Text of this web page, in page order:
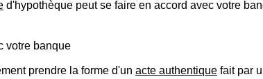
d'hypothèque peut se faire en accord avec votre
votre banque
prendre la forme d'un acte authentiquefait par